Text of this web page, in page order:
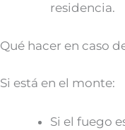
residencia.
Qué hacer en caso
Si está en el monte:
Si el fuego